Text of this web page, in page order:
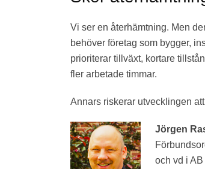
Vi ser en återhämtning. Men
behöver företag som bygger,
prioriterar tillväxt, kortare
fler arbetade timmar.
Annars riskerar utvecklingen
Jörgen
och vd i